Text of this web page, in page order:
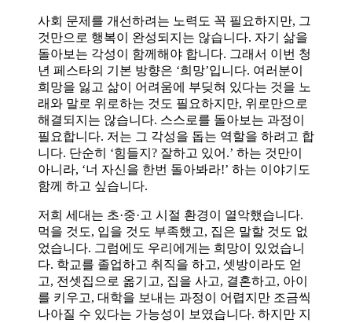
사회 문제를 개선하려는 노력도 꼭 필요하지만, 그
것만으로 행복이 완성되지는 않습니다. 자기 삶을
돌아보는 각성이 함께해야 합니다. 그래서 이번 청
년 페스타의 기본 방향은 ‘희망’입니다. 여러분이
희망을 잃고 삶이 어려움에 부딪혀 있다는 것을 노
래와 말로 위로하는 것도 필요하지만, 위로만으로
해결되지는 않습니다. 스스로를 돌아보는 과정이
필요합니다. 저는 그 각성을 돕는 역할을 하려고 합
니다. 단순히 ‘힘들지? 잘하고 있어.’ 하는 것만이
아니라, ‘너 자신을 한번 돌아봐라!’ 하는 이야기도
함께 하고 싶습니다.
저희 세대는 초·중·고 시절 환경이 열악했습니다.
먹을 것도, 입을 것도 부족했고, 집은 말할 것도 없
었습니다. 그럼에도 우리에게는 희망이 있었습니
다. 학교를 졸업하고 취직을 하고, 셋방이라도 얻
고, 전셋집으로 옮기고, 집을 사고, 결혼하고, 아이
를 키우고, 대학을 보내는 과정이 어렵지만 조금씩
나아질 수 있다는 가능성이 보였습니다. 하지만 지